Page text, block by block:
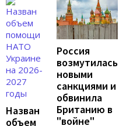
Назван
объем
Россия
возмутилась
новыми
санкциями и
обвинила
Британию в
"войне"